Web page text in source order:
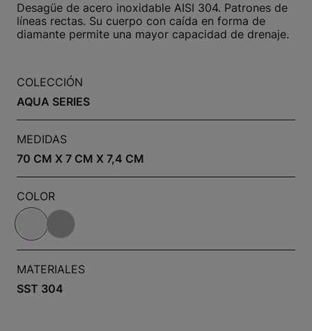
Desagüe de acero inoxidable AISI 304. Patrones de
líneas rectas. Su cuerpo con caída en forma de
diamante permite una mayor capacidad de drenaje.
COLECCIÓN
AQUA SERIES
MEDIDAS
70 CM X 7 CM X 7,4 CM
COLOR
MATERIALES
SST 304